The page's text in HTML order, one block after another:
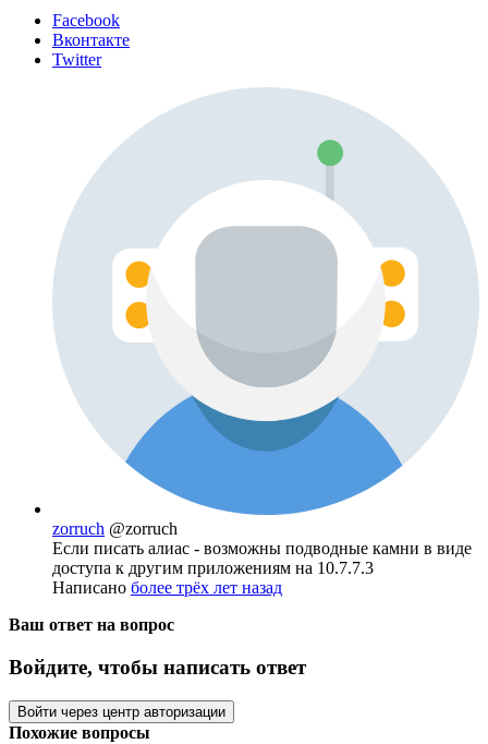
Facebook
Вконтакте
Twitter
zorruch @zorruch
Если писать алиас - возможны подводные камни в виде
доступа к другим приложениям на 10.7.7.3
Написано более трёх лет назад
Ваш ответ на вопрос
Войдите, чтобы написать ответ
Войти через центр авторизации
Похожие вопросы